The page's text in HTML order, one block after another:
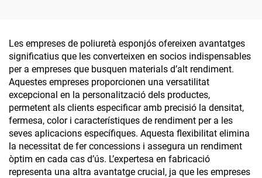
Les empreses de poliuretà esponjós ofereixen avantatges
significatius que les converteixen en socios indispensables
per a empreses que busquen materials d’alt rendiment.
Aquestes empreses proporcionen una versatilitat
excepcional en la personalització dels productes,
permetent als clients especificar amb precisió la densitat,
fermesa, color i característiques de rendiment per a les
seves aplicacions específiques. Aquesta flexibilitat elimina
la necessitat de fer concessions i assegura un rendiment
òptim en cada cas d’ús. L’expertesa en fabricació
representa una altra avantatge crucial, ja que les empreses